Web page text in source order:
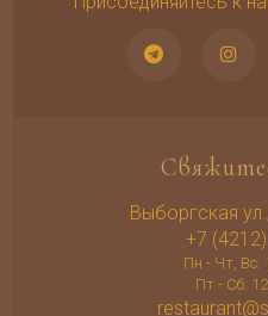
Выборгская
+7
Пн - Чт, Вс:
Пт - Сб: